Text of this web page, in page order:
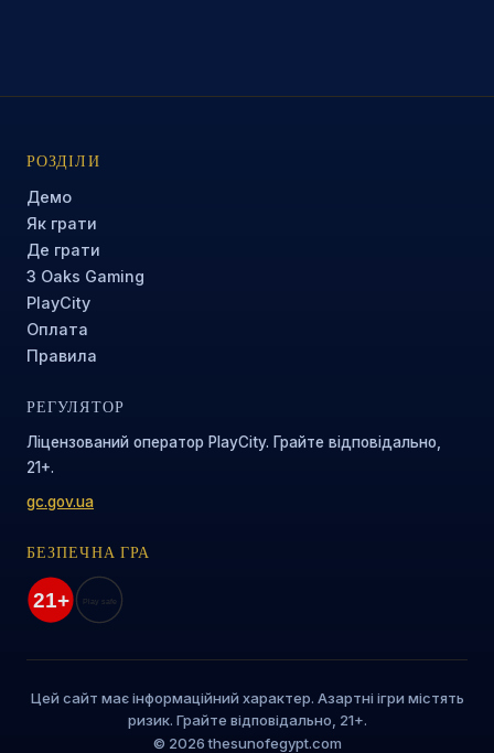
РОЗДІЛИ
Демо
Як грати
Де грати
3 Oaks Gaming
PlayCity
Оплата
Правила
РЕГУЛЯТОР
Ліцензований оператор PlayCity. Грайте відповідально,
21+.
gc.gov.ua
БЕЗПЕЧНА ГРА
Цей сайт має інформаційний характер. Азартні ігри містять
ризик. Грайте відповідально, 21+.
© 2026 thesunofegypt.com